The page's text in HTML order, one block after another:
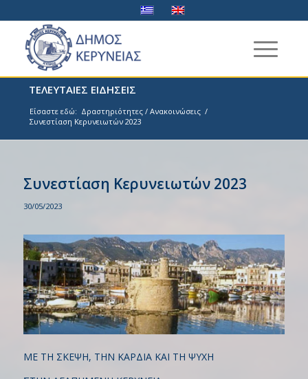
ΤΕΛΕΥΤΑΙΕΣ ΕΙΔΗΣΕΙΣ
Είσαστε εδώ: Δραστηριότητες / Ανακοινώσεις /
Συνεστίαση Κερυνειωτών 2023
Συνεστίαση Κερυνειωτών 2023
30/05/2023
ΜΕ ΤΗ ΣΚΕΨΗ, ΤΗΝ ΚΑΡΔΙΑ ΚΑΙ ΤΗ ΨΥΧΗ